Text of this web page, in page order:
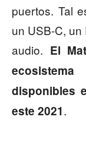
puertos. Tal
un USB-C,
audio. El
disponibles
este 2021.